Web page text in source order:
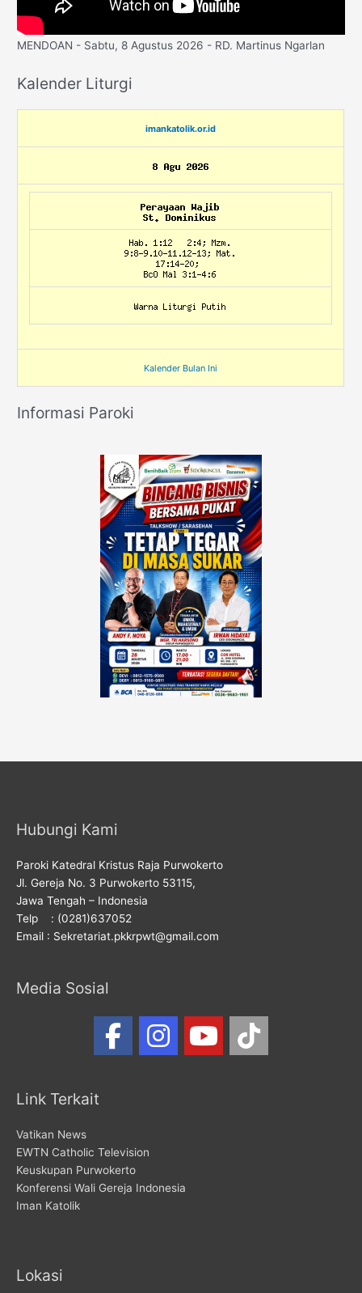
MENDOAN - Sabtu, 8 Agustus 2026 - RD. Martinus Ngarlan
Kalender Liturgi
imankatolik.or.id
Kalender Bulan Ini
Informasi Paroki
Hubungi Kami
Paroki Katedral Kristus Raja Purwokerto
Jl. Gereja No. 3 Purwokerto 53115,
Jawa Tengah – Indonesia
Telp : (0281)637052
Email : Sekretariat.pkkrpwt@gmail.com
Media Sosial
Link Terkait
Vatikan News
EWTN Catholic Television
Keuskupan Purwokerto
Konferensi Wali Gereja Indonesia
Iman Katolik
Lokasi